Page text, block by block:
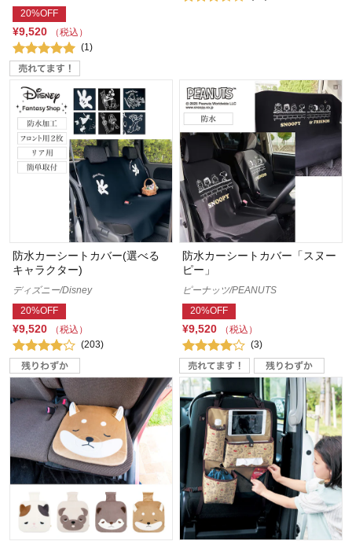
20%OFF
¥9,520
（税込）
(1)
防水カーシートカバー(選べる
キャラクター)
ディズニー/Disney
20%OFF
¥9,520
（税込）
(203)
防水カーシートカバー「スヌー
ピー」
ピーナッツ/PEANUTS
20%OFF
¥9,520
（税込）
(3)